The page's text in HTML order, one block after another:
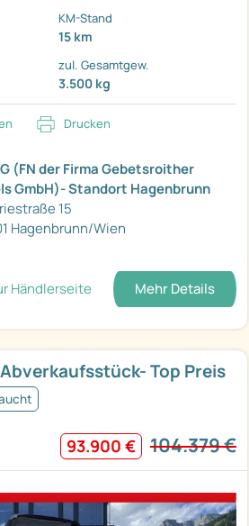
KM-Stand
15 km
zul. Gesamtgew.
3.500 kg
Drucken
(FN der Firma Gebetsroither
GmbH)- Standort Hagenbrunn
15
Hagenbrunn/Wien
Händlerseite Mehr Details
Top Preis
93.900 € 104.379 €